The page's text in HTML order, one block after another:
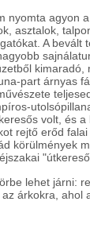
nyomta agyon
asztalok,
A bevált
kimaradó,
part árnyas
volt, és
rejtő erőd
körülmények
lehet járni:
árkokra, ahol